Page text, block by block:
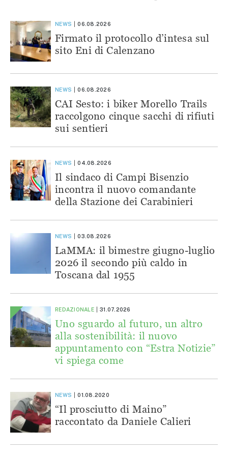
NEWS 06.08.2026
Firmato il protocollo d’intesa sul
sito Eni di Calenzano
NEWS 06.08.2026
CAI Sesto: i biker Morello Trails
raccolgono cinque sacchi di rifiuti
sui sentieri
NEWS 04.08.2026
Il sindaco di Campi Bisenzio
incontra il nuovo comandante
della Stazione dei Carabinieri
NEWS 03.08.2026
LaMMA: il bimestre giugno-luglio
2026 il secondo più caldo in
Toscana dal 1955
REDAZIONALE 31.07.2026
Uno sguardo al futuro, un altro
alla sostenibilità: il nuovo
appuntamento con “Estra Notizie”
vi spiega come
NEWS 01.08.2020
“Il prosciutto di Maino”
raccontato da Daniele Calieri